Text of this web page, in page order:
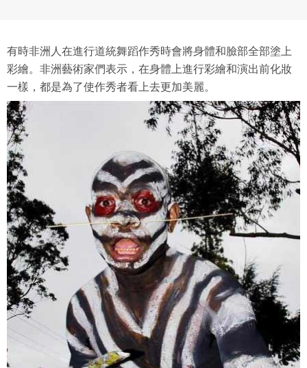
有時非洲人在進行道統舞蹈作秀時會將身體和臉部全部塗上
彩繪。非洲藝術家們表示，在身體上進行彩繪和演出前化妝
一樣，都是為了使作秀者看上去更加美麗。
專案名稱
專案描述 使用 Facebook 帳號登入
使用 Google 帳號登入
使用 Facebook 帳號註冊
使用 Google 帳號註冊
緣會員有意願吉寶知識系統（本系統），經註冊本
系統表示您同意會員合約：
一、定義條款